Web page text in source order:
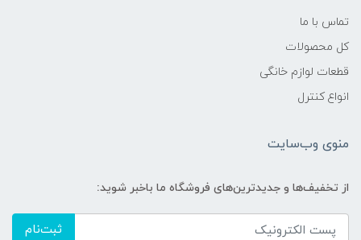
تماس با ما
کل محصولات
قطعات لوازم خانگی
انواع کنترل
منوی وب‌سایت
از تخفیف‌ها و جدیدترین‌های فروشگاه ما باخبر شوید:
ثبت‌نام